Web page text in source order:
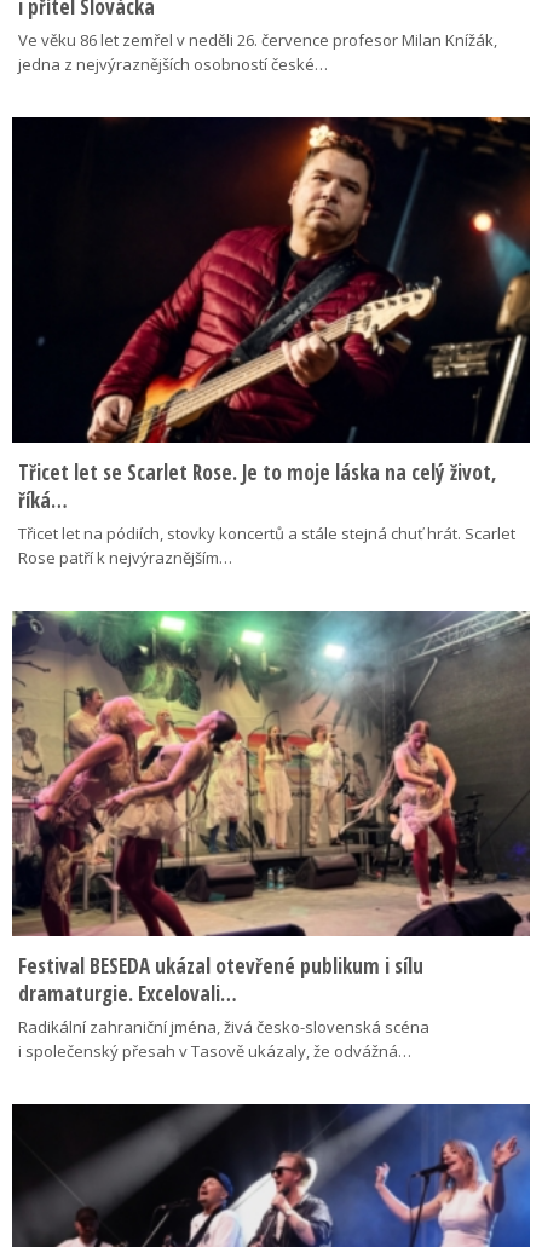
i přítel Slovácka
Ve věku 86 let zemřel v neděli 26. července profesor Milan Knížák,
jedna z nejvýraznějších osobností české…
Třicet let se Scarlet Rose. Je to moje láska na celý život,
říká…
Třicet let na pódiích, stovky koncertů a stále stejná chuť hrát. Scarlet
Rose patří k nejvýraznějším…
Festival BESEDA ukázal otevřené publikum i sílu
dramaturgie. Excelovali…
Radikální zahraniční jména, živá česko-slovenská scéna
i společenský přesah v Tasově ukázaly, že odvážná…